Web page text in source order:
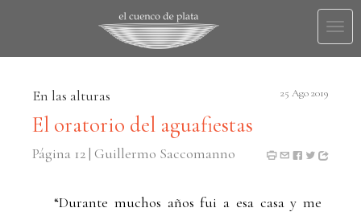
En las alturas 25 Ago 2019
El oratorio del aguafiestas
Página 12 | Guillermo Saccomanno
“Durante muchos años fui a esa casa y me